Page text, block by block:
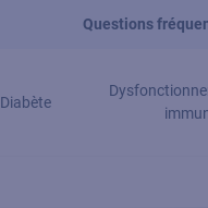
Questions
Diabète